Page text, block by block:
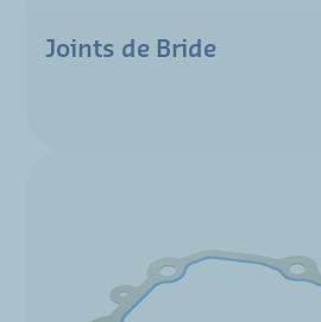
Joints de Bride